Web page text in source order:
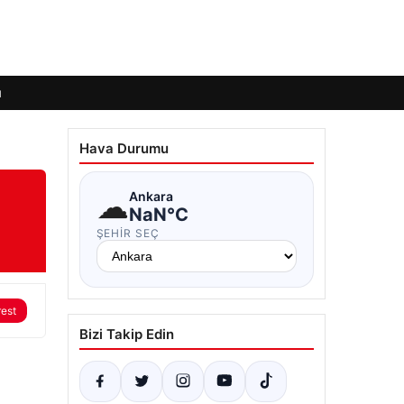
Hava Durumu
☁Ankara
NaN°C
ŞEHIR SEÇ
Bizi Takip Edin